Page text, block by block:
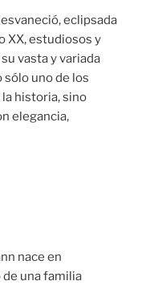
eclipsada
XX, estudiosos y
vasta y variada
sólo uno de los
historia, sino
elegancia,
nace en
de una familia